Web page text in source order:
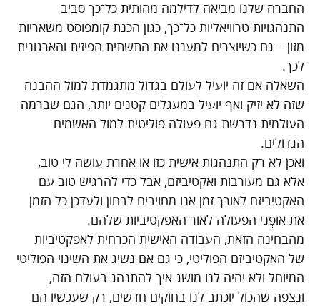
החברה שלנו מביאה לדילמה מהותית כל־כך סביב
התנהגויות טרוויאליות כל־כך, כגון הכנת קומפוסט משאריות
מזון – גם כשיוצרים למעננו את התשתית הפיזית והארגונית
לכך.
השאלה אם זה יועיל לעולם בגדול מתגמדת למול ההבנה
שזה לא יזיק ואף יועיל במעגלים קטנים יותר, הגם שברמה
העולמית נדרשת גם פעולה פוליטית למול האשמים
הגדולים.
ואכן לא רק התנהגות אישית כזו או אחרת עושה לי טוב,
אלא גם מעורבות ואקטיביזם, אבל כדי להרגיש טוב עם
האקטיביזם לאורך זמן אנו מחויבים לבחון ולעדכן כל הזמן
את אופְני הפעולה לאור האפקטיביות שלהם.
מהבחינה הזאת, העבודה האישית הכרחית לאפקטיביות
של האקטיביזם הפוליטי, כי גם אם נשיג את השינוי הפוליטי
המיוחל ולא יהיה לנו מושג איך להתנהג בעולם הזה,
וּנצפה שהכול יוכתב לנו בחוקים חדשים, רק שעכשיו הם